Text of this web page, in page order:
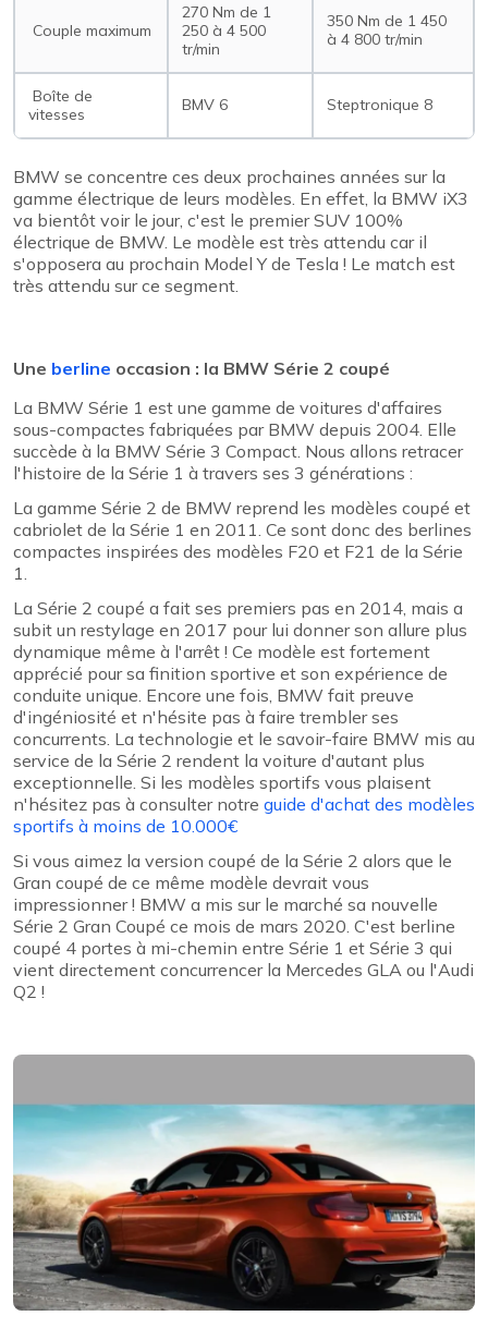
Couple maximum
270 Nm de 1
250 à 4 500
tr/min
350 Nm de 1 450
à 4 800 tr/min
Boîte de
vitesses
BMV 6 Steptronique 8
BMW se concentre ces deux prochaines années sur la
gamme électrique de leurs modèles. En effet, la BMW iX3
va bientôt voir le jour, c'est le premier SUV 100%
électrique de BMW. Le modèle est très attendu car il
s'opposera au prochain Model Y de Tesla ! Le match est
très attendu sur ce segment.
Une berline occasion : la BMW Série 2 coupé
La BMW Série 1 est une gamme de voitures d'affaires
sous-compactes fabriquées par BMW depuis 2004. Elle
succède à la BMW Série 3 Compact. Nous allons retracer
l'histoire de la Série 1 à travers ses 3 générations :
La gamme Série 2 de BMW reprend les modèles coupé et
cabriolet de la Série 1 en 2011. Ce sont donc des berlines
compactes inspirées des modèles F20 et F21 de la Série
1.
La Série 2 coupé a fait ses premiers pas en 2014, mais a
subit un restylage en 2017 pour lui donner son allure plus
dynamique même à l'arrêt ! Ce modèle est fortement
apprécié pour sa finition sportive et son expérience de
conduite unique. Encore une fois, BMW fait preuve
d'ingéniosité et n'hésite pas à faire trembler ses
concurrents. La technologie et le savoir-faire BMW mis au
service de la Série 2 rendent la voiture d'autant plus
exceptionnelle. Si les modèles sportifs vous plaisent
n'hésitez pas à consulter notre guide d'achat des modèles
sportifs à moins de 10.000€
Si vous aimez la version coupé de la Série 2 alors que le
Gran coupé de ce même modèle devrait vous
impressionner ! BMW a mis sur le marché sa nouvelle
Série 2 Gran Coupé ce mois de mars 2020. C'est berline
coupé 4 portes à mi-chemin entre Série 1 et Série 3 qui
vient directement concurrencer la Mercedes GLA ou l'Audi
Q2 !